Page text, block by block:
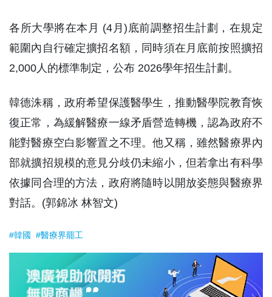
各所大學將在本月 (4月)底前調整招生計劃，在規定
範圍內自行確定擴招名額，同時須在月底前按照擴招
2,000人的標準制定，公布 2026學年招生計劃。
韓德洙稱，政府希望保護醫學生，推動醫學院教育恢
復正常，為緩解醫療一線矛盾營造轉機，認為政府不
能對醫療空白影響置之不理。他又稱，雖然醫療界內
部就擴招規模的意見分歧仍未縮小，但若拿出有科學
依據同合理的方法，政府將隨時以開放姿態與醫療界
對話。(郭錦冰 林智文)
#韓國 #醫療界罷工